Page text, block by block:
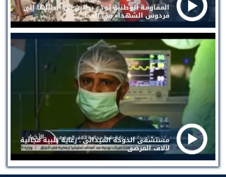
المقاومة الوطنية تودع بطلين من أبطالها إلى
فردوس الشهداء في المخا
مستشفى الخوخة الميداني . رعاية طبية مجانية
لآلاف المرضى